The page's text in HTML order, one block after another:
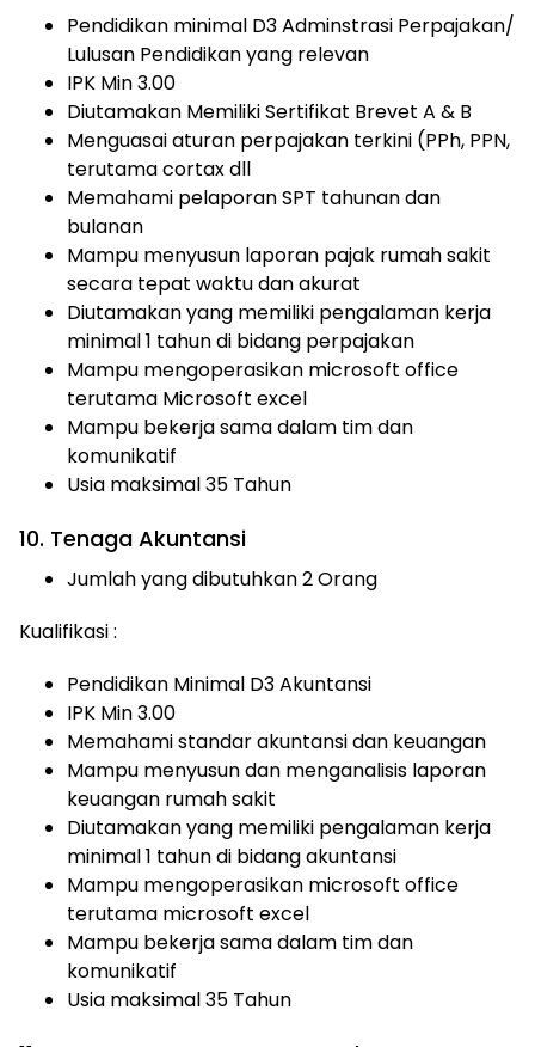
Pendidikan minimal D3 Adminstrasi Perpajakan/
Lulusan Pendidikan yang relevan
IPK Min 3.00
Diutamakan Memiliki Sertifikat Brevet A & B
Menguasai aturan perpajakan terkini (PPh, PPN,
terutama cortax dll
Memahami pelaporan SPT tahunan dan
bulanan
Mampu menyusun laporan pajak rumah sakit
secara tepat waktu dan akurat
Diutamakan yang memiliki pengalaman kerja
minimal 1 tahun di bidang perpajakan
Mampu mengoperasikan microsoft office
terutama Microsoft excel
Mampu bekerja sama dalam tim dan
komunikatif
Usia maksimal 35 Tahun
10. Tenaga Akuntansi
Jumlah yang dibutuhkan 2 Orang
Kualifikasi :
Pendidikan Minimal D3 Akuntansi
IPK Min 3.00
Memahami standar akuntansi dan keuangan
Mampu menyusun dan menganalisis laporan
keuangan rumah sakit
Diutamakan yang memiliki pengalaman kerja
minimal 1 tahun di bidang akuntansi
Mampu mengoperasikan microsoft office
terutama microsoft excel
Mampu bekerja sama dalam tim dan
komunikatif
Usia maksimal 35 Tahun